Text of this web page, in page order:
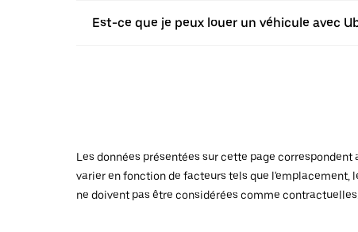
Est-ce que je peux louer un véhicule avec
Les données présentées sur cette page
varier en fonction de facteurs tels que
ne doivent pas être considérées comme contractuelles.